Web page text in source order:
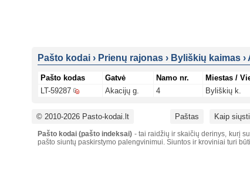
Pašto kodai › Prienų rajonas › Byliškių kaimas ›
Pašto kodas Gatvė Namo nr. Miestas /
LT-59287
Akacijų g. 4 Byliškių k.
© 2010-2026 Pasto-kodai.lt Paštas Kaip
Pašto kodai (pašto indeksai) - tai raidžių ir skaičių derinys, kurį
pašto siuntų paskirstymo palengvinimui. Siuntos ir kroviniai turi